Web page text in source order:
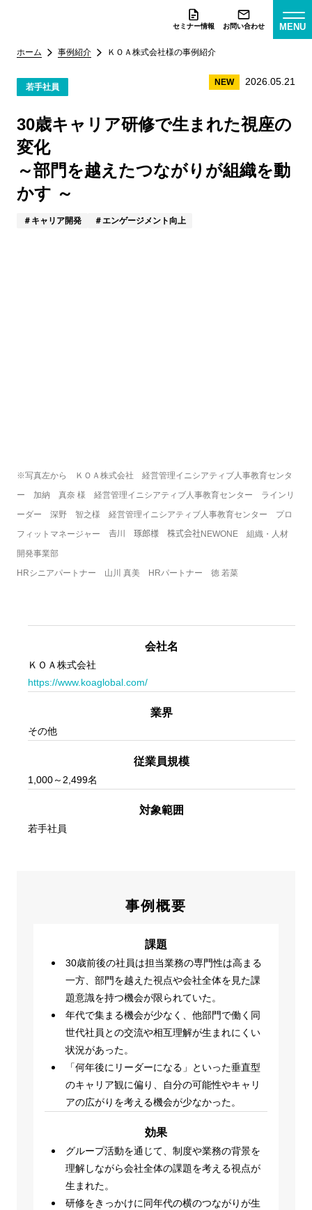
セミナー情報 お問い合わせ MENU
ホーム 事例紹介 ＫＯＡ株式会社様の事例紹介
若手社員 NEW 2026.05.21
30歳キャリア研修で生まれた視座の
変化
～部門を越えたつながりが組織を動
かす ～
キャリア開発 エンゲージメント向上
※写真左から　ＫＯＡ株式会社　経営管理イニシアティブ人事教育センタ
ー　加納　真奈 様　経営管理イニシアティブ人事教育センター　ラインリ
ーダー　深野　智之様　経営管理イニシアティブ人事教育センター　プロ
フィットマネージャー　𠮷川　琢郎様　株式会社NEWONE　組織・人材
開発事業部
HRシニアパートナー　山川 真美　HRパートナー　徳 若菜
会社名
ＫＯＡ株式会社
https://www.koaglobal.com/
業界
その他
従業員規模
1,000～2,499名
対象範囲
若手社員
事例概要
課題
30歳前後の社員は担当業務の専門性は高まる
一方、部門を越えた視点や会社全体を見た課
題意識を持つ機会が限られていた。
年代で集まる機会が少なく、他部門で働く同
世代社員との交流や相互理解が生まれにくい
状況があった。
「何年後にリーダーになる」といった垂直型
のキャリア観に偏り、自分の可能性やキャリ
アの広がりを考える機会が少なかった。
効果
グループ活動を通じて、制度や業務の背景を
理解しながら会社全体の課題を考える視点が
生まれた。
研修をきっかけに同年代の横のつながりが生